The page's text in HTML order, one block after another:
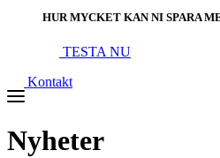
HUR MYCKET KAN NI SPARA
TESTA NU
Kontakt
Nyheter